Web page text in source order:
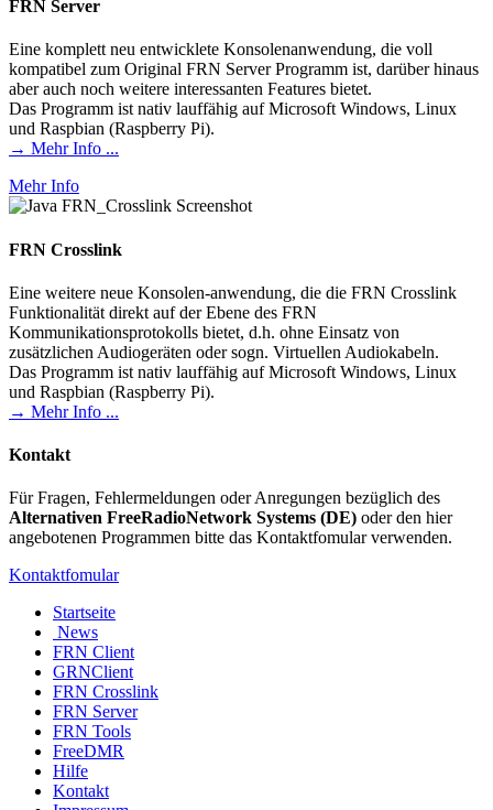
FRN Server
Eine komplett neu entwicklete Konsolenanwendung, die voll
kompatibel zum Original FRN Server Programm ist, darüber hinaus
aber auch noch weitere interessanten Features bietet.
Das Programm ist nativ lauffähig auf Microsoft Windows, Linux
und Raspbian (Raspberry Pi).
→ Mehr Info ...
Mehr Info
FRN Crosslink
Eine weitere neue Konsolen-anwendung, die die FRN Crosslink
Funktionalität direkt auf der Ebene des FRN
Kommunikationsprotokolls bietet, d.h. ohne Einsatz von
zusätzlichen Audiogeräten oder sogn. Virtuellen Audiokabeln.
Das Programm ist nativ lauffähig auf Microsoft Windows, Linux
und Raspbian (Raspberry Pi).
→ Mehr Info ...
Kontakt
Für Fragen, Fehlermeldungen oder Anregungen bezüglich des
Alternativen FreeRadioNetwork Systems (DE) oder den hier
angebotenen Programmen bitte das Kontaktfomular verwenden.
Kontaktfomular
Startseite
News
FRN Client
GRNClient
FRN Crosslink
FRN Server
FRN Tools
FreeDMR
Hilfe
Kontakt